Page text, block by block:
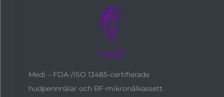
Medi – FDA-/ISO 13485-certifierade
hudpennnålar och RF-mikronålkassett.